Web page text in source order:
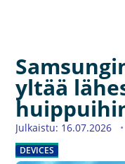
yltää
Julkaistu: 16.07.2026
DEVICES